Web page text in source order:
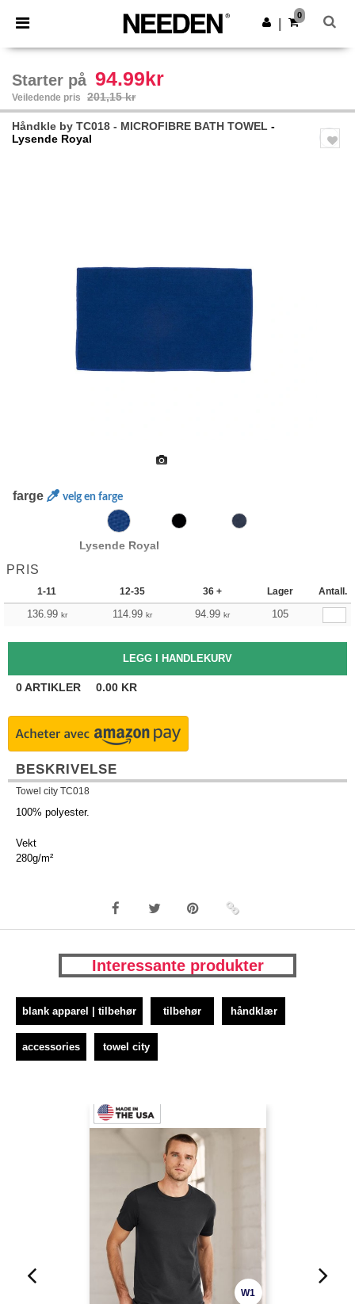
× Needen-app
Bedre priser i appen!
Last ned app
0
Starter på 94.99kr
Veiledende pris 201,15 kr
Håndkle by TC018 - MICROFIBRE BATH TOWEL -
Lysende Royal
farge velg en farge
Lysende Royal
PRIS
1-11 12-35 36 + Lager Antall.
136.99 kr 114.99 kr 94.99 kr 105
0ARTIKLER 0.00 KR
BESKRIVELSE
Towel city TC018
100% polyester.
Vekt
280g/m²
Interessante produkter
blank apparel | tilbehør tilbehør håndklær
accessories towel city
W1